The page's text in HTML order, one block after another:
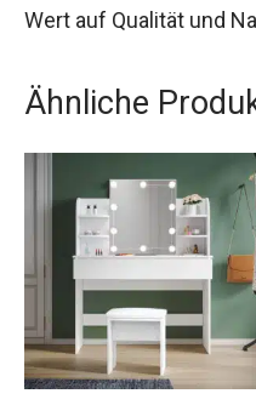
Wert auf Qualität und
Ähnliche